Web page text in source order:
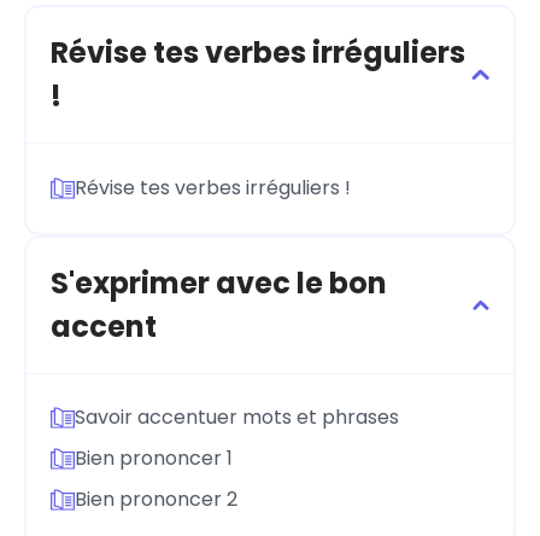
Révise tes verbes irréguliers
!
Révise tes verbes irréguliers !
S'exprimer avec le bon
accent
Savoir accentuer mots et phrases
Bien prononcer 1
Bien prononcer 2